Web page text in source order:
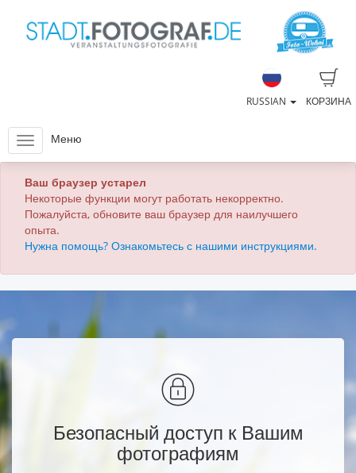
КОРЗИНА
RUSSIAN
Меню
Ваш браузер устарел
Некоторые функции могут работать некорректно.
Пожалуйста, обновите ваш браузер для наилучшего
опыта.
Нужна помощь? Ознакомьтесь с нашими инструкциями.
Безопасный доступ к Вашим
фотографиям